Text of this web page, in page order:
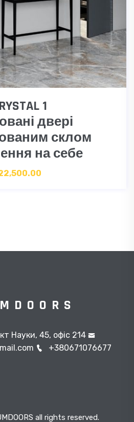
1
двері
склом
на себе
Науки, 45, офіс 214
+380671076677
all rights reserved.